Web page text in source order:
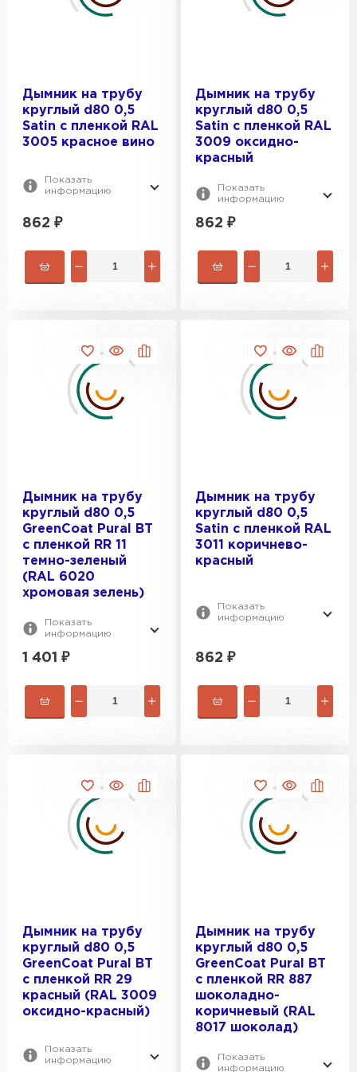
Дымник на трубу
круглый d80 0,5
Satin с пленкой RAL
3005 красное вино
Показать
информацию
862 ₽
Дымник на трубу
круглый d80 0,5
Satin с пленкой RAL
3009 оксидно-
красный
Показать
информацию
862 ₽
Дымник на трубу
круглый d80 0,5
GreenСoat Pural BT
с пленкой RR 11
темно-зеленый
(RAL 6020
хромовая зелень)
Показать
информацию
1 401 ₽
Дымник на трубу
круглый d80 0,5
Satin с пленкой RAL
3011 коричнево-
красный
Показать
информацию
862 ₽
Дымник на трубу
круглый d80 0,5
GreenСoat Pural BT
с пленкой RR 29
красный (RAL 3009
оксидно-красный)
Показать
информацию
Дымник на трубу
круглый d80 0,5
GreenСoat Pural BT
с пленкой RR 887
шоколадно-
коричневый (RAL
8017 шоколад)
Показать
информацию
ПЕРЕЙТИ